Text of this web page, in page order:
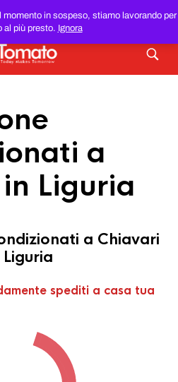
momento in sospeso, stiamo lavorando per
al più presto. Ignora
RICONDIZIONATIAL MIGLIOR
DEL WEB!
a
Liguria
a Chiavari
Liguria
spediti a casa tua